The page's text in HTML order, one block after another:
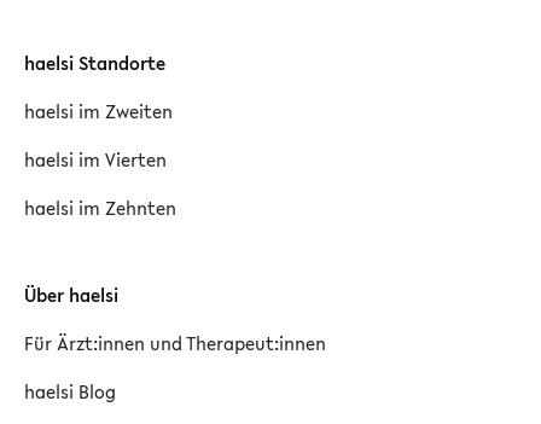
haelsi Standorte
haelsi im Zweiten
haelsi im Vierten
haelsi im Zehnten
Über haelsi
Für Ärzt:innen und Therapeut:innen
haelsi Blog